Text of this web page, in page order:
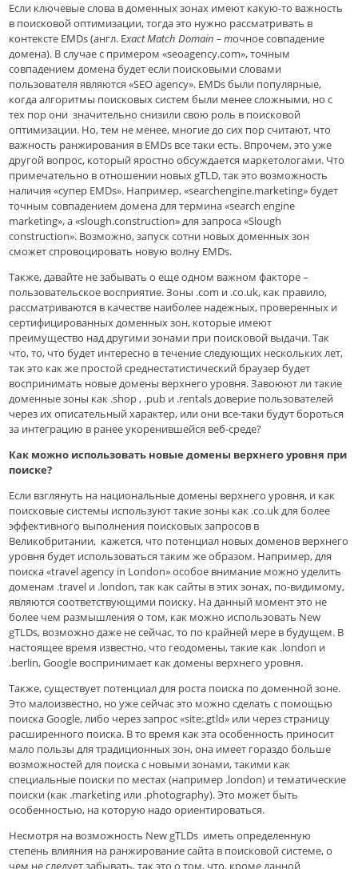
Если ключевые слова в доменных зонах имеют какую-то важность
в поисковой оптимизации, тогда это нужно рассматривать в
контексте EMDs (англ. Exact Match Domain – точное совпадение
домена). В случае с примером «seoagency.com», точным
совпадением домена будет если поисковыми словами
пользователя являются «SEO agency». EMDs были популярные,
когда алгоритмы поисковых систем были менее сложными, но с
тех пор они значительно снизили свою роль в поисковой
оптимизации. Но, тем не менее, многие до сих пор считают, что
важность ранжирования в EMDs все таки есть. Впрочем, это уже
другой вопрос, который яростно обсуждается маркетологами. Что
примечательно в отношении новых gTLD, так это возможность
наличия «супер EMDs». Например, «searchengine.marketing» будет
точным совпадением домена для термина «search engine
marketing», а «slough.construction» для запроса «Slough
construction». Возможно, запуск сотни новых доменных зон
сможет спровоцировать новую волну EMDs.
Также, давайте не забывать о еще одном важном факторе –
пользовательское восприятие. Зоны .com и .co.uk, как правило,
рассматриваются в качестве наиболее надежных, проверенных и
сертифицированных доменных зон, которые имеют
преимущество над другими зонами при поисковой выдачи. Так
что, то, что будет интересно в течение следующих нескольких лет,
так это как же простой среднестатистический браузер будет
воспринимать новые домены верхнего уровня. Завоюют ли такие
доменные зоны как .shop , .pub и .rentals доверие пользователей
через их описательный характер, или они все-таки будут бороться
за интеграцию в ранее укоренившейся веб-среде?
Как можно использовать новые домены верхнего уровня при
поиске?
Если взглянуть на национальные домены верхнего уровня, и как
поисковые системы используют такие зоны как .co.uk для более
эффективного выполнения поисковых запросов в
Великобритании, кажется, что потенциал новых доменов верхнего
уровня будет использоваться таким же образом. Например, для
поиска «travel agency in London» особое внимание можно уделить
доменам .travel и .london, так как сайты в этих зонах, по-видимому,
являются соответствующими поиску. На данный момент это не
более чем размышления о том, как можно использовать New
gTLDs, возможно даже не сейчас, то по крайней мере в будущем. В
настоящее время известно, что геодомены, такие как .london и
.berlin, Google воспринимает как домены верхнего уровня.
Также, существует потенциал для роста поиска по доменной зоне.
Это малоизвестно, но уже сейчас это можно сделать с помощью
поиска Google, либо через запрос «site:.gtld» или через страницу
расширенного поиска. В то время как эта особенность приносит
мало пользы для традиционных зон, она имеет гораздо больше
возможностей для поиска с новыми зонами, такими как
специальные поиски по местах (например .london) и тематические
поиски (как .marketing или .photography). Это может быть
особенностью, на которую надо ориентироваться.
Несмотря на возможность New gTLDs иметь определенную
степень влияния на ранжирование сайта в поисковой системе, о
чем не следует забывать, так это о том, что, кроме данной